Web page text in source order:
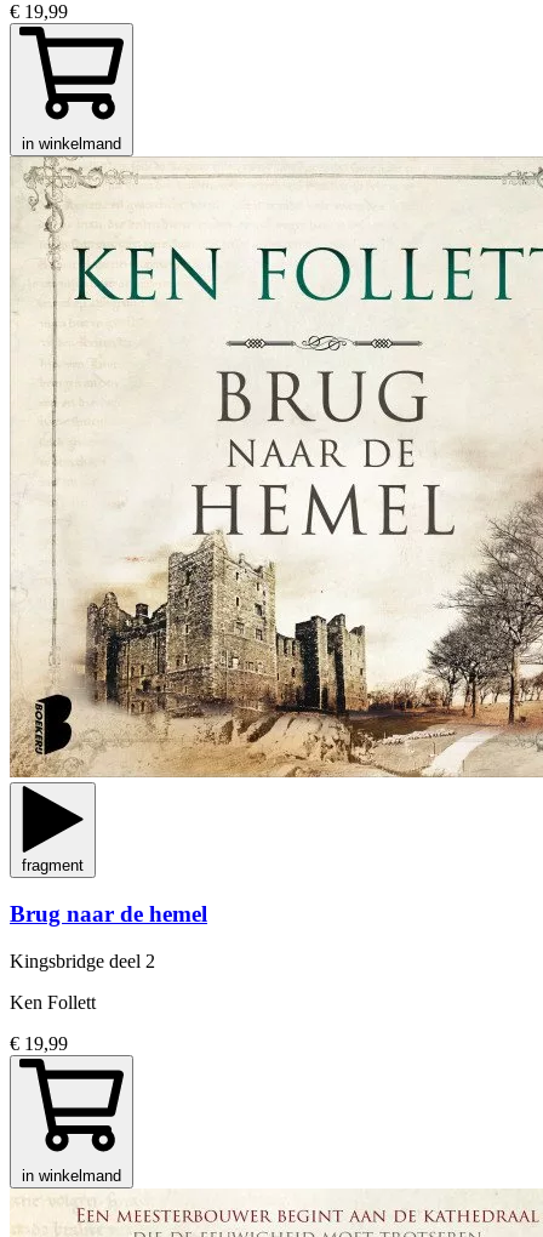
€ 19,99
in winkelmand
fragment
Brug naar de hemel
Kingsbridge deel 2
Ken Follett
€ 19,99
in winkelmand